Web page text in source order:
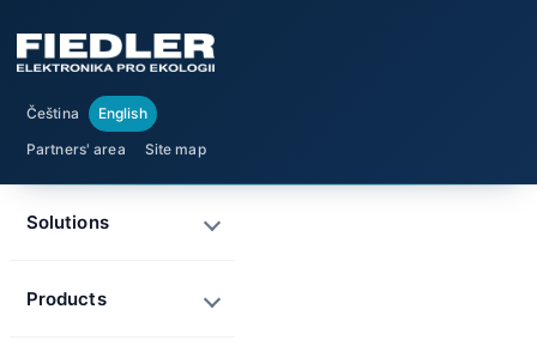
Čeština
English
Partners' area
Site map
Solutions
Products